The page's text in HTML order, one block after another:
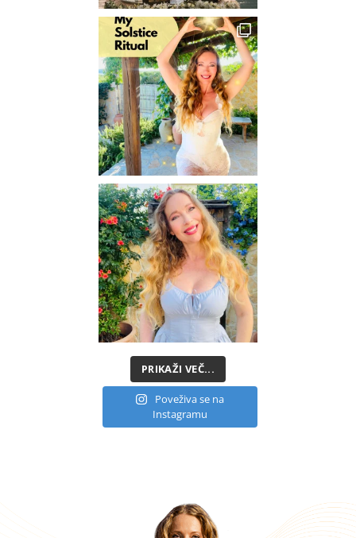
PRIKAŽI VEČ...
Poveživa se na
Instagramu